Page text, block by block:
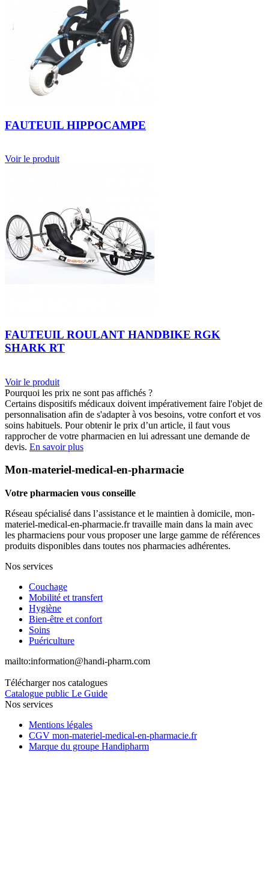
FAUTEUIL HIPPOCAMPE
Voir le produit
FAUTEUIL ROULANT HANDBIKE RGK
SHARK RT
Voir le produit
Pourquoi les prix ne sont pas affichés ?
Certains dispositifs médicaux doivent impérativement faire l'objet de
personnalisation afin de s'adapter à vos besoins, votre confort et vos
soins habituels. Pour obtenir le prix d’un article, il faut vous
rapprocher de votre pharmacien en lui adressant une demande de
devis. En savoir plus
Mon-materiel-medical-en-pharmacie
Votre pharmacien vous conseille
Réseau spécialisé dans l’assistance et le maintien à domicile, mon-
materiel-medical-en-pharmacie.fr travaille main dans la main avec
les pharmaciens pour vous proposer une large gamme de références
produits disponibles dans toutes nos pharmacies adhérentes.
Nos services
Couchage
Mobilité et transfert
Hygiène
Bien-être et confort
Soins
Puériculture
mailto:information@handi-pharm.com
Télécharger nos catalogues
Catalogue public Le Guide
Nos services
Mentions légales
CGV mon-materiel-medical-en-pharmacie.fr
Marque du groupe Handipharm